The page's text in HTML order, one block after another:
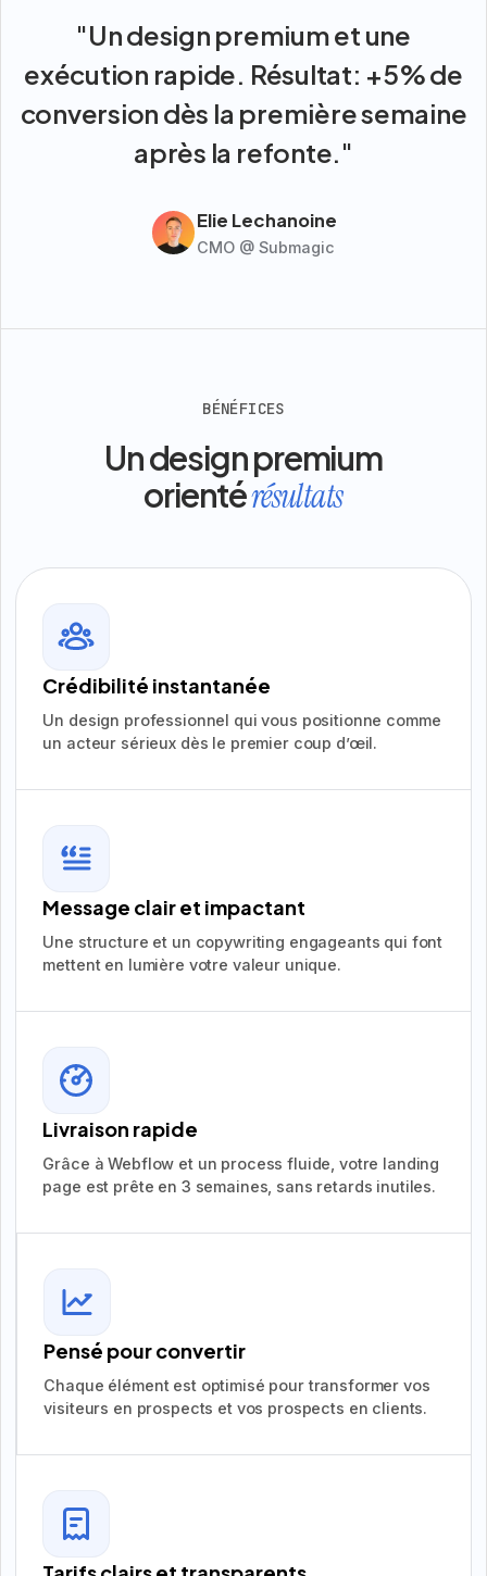
"Un design premium et une
exécution rapide. Résultat: +5% de
conversion dès la première semaine
après la refonte."
Elie Lechanoine
CMO @ Submagic
BÉNÉFICES
Un design premium
orientérésultats
Crédibilité instantanée
Un design professionnel qui vous positionne comme
un acteur sérieux dès le premier coup d’œil.
Message clair et impactant
Une structure et un copywriting engageants qui font
mettent en lumière votre valeur unique.
Livraison rapide
Grâce à Webflow et un process fluide, votre landing
page est prête en 3 semaines, sans retards inutiles.
Pensé pour convertir
Chaque élément est optimisé pour transformer vos
visiteurs en prospects et vos prospects en clients.